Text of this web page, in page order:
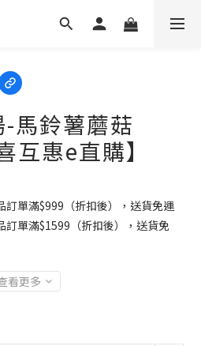
馬鈴薯蘑菇
惠e直購】
訂單滿$999（折扣後），送貨免運
訂單滿$1599（折扣後），送貨免
看更多